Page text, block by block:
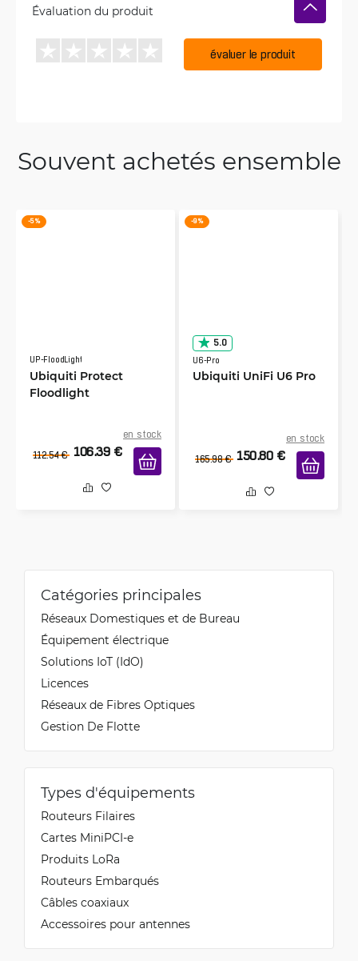
Évaluation du produit
évaluer le produit
Souvent achetés ensemble
-5 %
UP-FloodLight
Ubiquiti Protect
Floodlight
en stock
112.54 € 106.39 €
-9 %
5.0
U6-Pro
Ubiquiti UniFi U6 Pro
en stock
165.98 € 150.80 €
Catégories principales
Réseaux Domestiques et de Bureau
Équipement électrique
Solutions IoT (IdO)
Licences
Réseaux de Fibres Optiques
Gestion De Flotte
Types d'équipements
Routeurs Filaires
Cartes MiniPCI-e
Produits LoRa
Routeurs Embarqués
Câbles coaxiaux
Accessoires pour antennes